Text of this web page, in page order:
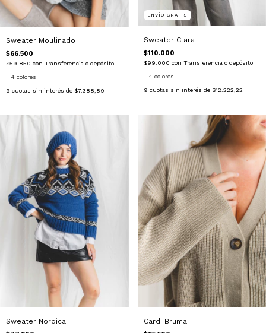
Sweater Moulinado
$66.500
$59.850 con Transferencia o depósito
4 colores
9 cuotas sin interés de $7.388,89
ENVÍO GRATIS
Sweater Clara
$110.000
$99.000 con Transferencia o depósito
4 colores
9 cuotas sin interés de $12.222,22
Sweater Nordica Cardi Bruma